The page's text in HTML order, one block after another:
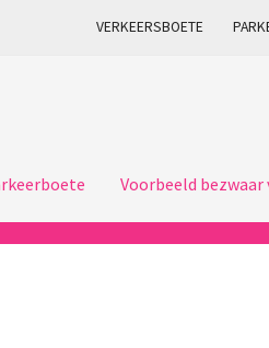
VERKEERSBOETE
Voorbeeld